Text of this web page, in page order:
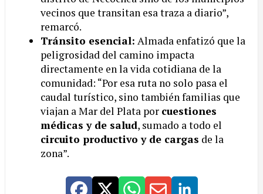
vecinos que transitan esa traza a diario”,
remarcó.
Tránsito esencial: Almada enfatizó que la
peligrosidad del camino impacta
directamente en la vida cotidiana de la
comunidad: “Por esa ruta no solo pasa el
caudal turístico, sino también familias que
viajan a Mar del Plata por cuestiones
médicas y de salud, sumado a todo el
circuito productivo y de cargas de la
zona”.